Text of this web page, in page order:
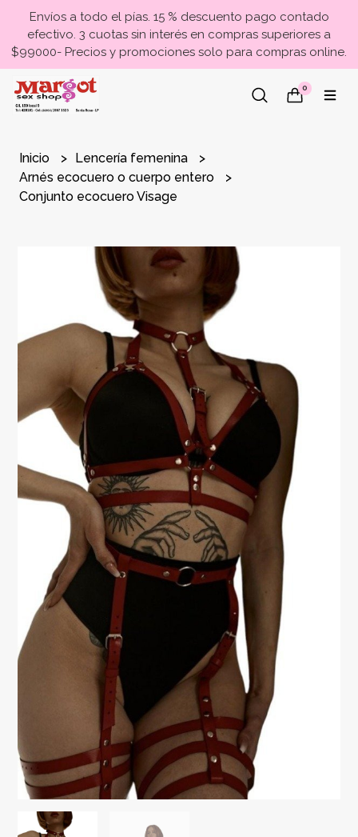
Envíos a todo el pías. 15 % descuento pago contado
efectivo. 3 cuotas sin interés en compras superiores a
$99000- Precios y promociones solo para compras online.
0
Inicio
Lencería femenina
Arnés ecocuero o cuerpo entero
Conjunto ecocuero Visage